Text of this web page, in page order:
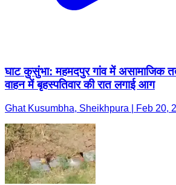
घाट कुसुंभा: महमदपुर गांव में असामाजिक
वाहन में बृहस्पतिवार की रात लगाई आग
Ghat Kusumbha, Sheikhpura | Feb 20,